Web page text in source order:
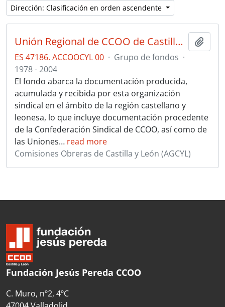
Dirección: Clasificación en orden ascendente
Unión Regional de CCOO de Castilla y León en el AGCYL
ES 47186. ACCOOCYL 00 · Grupo de fondos ·
1978 - 2004
El fondo abarca la documentación producida,
acumulada y recibida por esta organización
sindical en el ámbito de la región castellano y
leonesa, lo que incluye documentación procedente
de la Confederación Sindical de CCOO, así como de
las Uniones… read more
Comisiones Obreras de Castilla y León (AGCYL)
Fundación Jesús Pereda CCOO
C. Muro, nº2, 4ºC